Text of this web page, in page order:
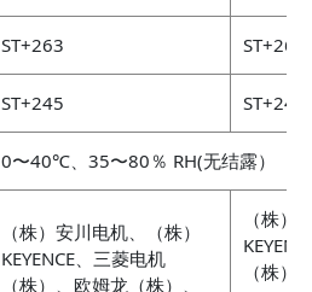
ST+263
ST+245 ST+249
0〜40℃、35〜80％ RH(无结露）
（株）安川电机、（株）
KEYENCE、三菱电机
（株）、欧姆龙（株）、
（株）
（株）